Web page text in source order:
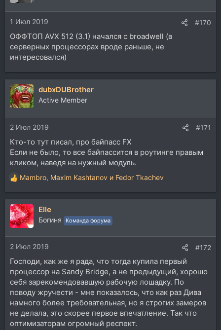
1 Июл 2019 #170
ОФФТОП AVX 512 (3.1) начался с broadwell (в
серверных процессорах вроде раньше, не
интересовался)
dubxDUBrother
Active Member
2 Июл 2019 #171
Кто-то тут писал, про байпасс FX
Если не было, то все байпассится в роутинге правым
кликом, наведя на нужный модуль.
Р
е
а
к
ц
и
и
:
Mambro, Maxim Kashtanov и Fedor Tkachev
Elle
Богиня Команда форума
2 Июл 2019 #172
Господи, как же я рада, что тогда купила первый
процессор на Sandy Bridge, а не предыдущий, хорошо
себя зарекомендовавшую рабочую лошадку. По
поводу жручести - мне показалось, что как раз Дива
намного более требовательная, но я строгих замеров
не делала, это скорее первое впечатление. Так что
оптимизаторам огромный респект.